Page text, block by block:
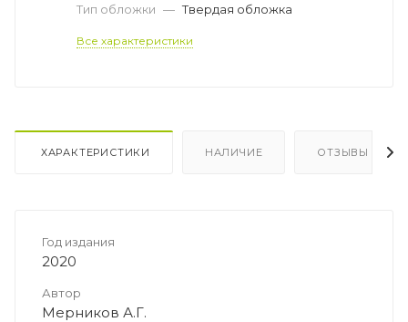
Тип обложки — Твердая обложка
Все характеристики
ХАРАКТЕРИСТИКИ НАЛИЧИЕ ОТЗЫВЫ
Год издания
2020
Автор
Мерников А.Г.